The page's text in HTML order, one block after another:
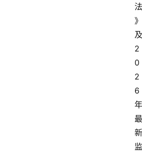
法
》
及
2
0
2
6
年
最
新
监